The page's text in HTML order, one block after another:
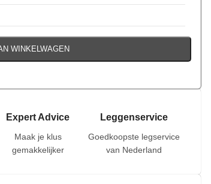
WINKELWAGEN
Expert Advice
Maak je klus
gemakkelijker
Leggenservice
Goedkoopste legservice
van Nederland